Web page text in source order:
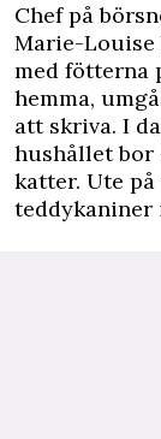
Chef på
Marie-Louise
med fötterna
hemma,
att skriva. I
hushållet bor
katter. Ute
teddykaniner